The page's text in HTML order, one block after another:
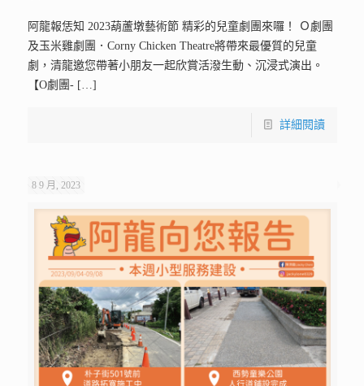
阿龍報恁知 2023葫蘆墩藝術節 精彩的兒童劇團來囉！ Ｏ劇團
及玉米雞劇團．Corny Chicken Theatre將帶來最優質的兒童
劇，清龍邀您帶著小朋友一起欣賞活潑生動、沉浸式演出。
【O劇團-[…]
詳細閱讀
8 9 月, 2023